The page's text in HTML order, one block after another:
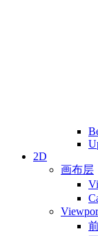
2D
画布层